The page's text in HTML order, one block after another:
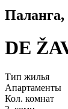
DE
Тип жилья
Апартаменты
Кол. комнат